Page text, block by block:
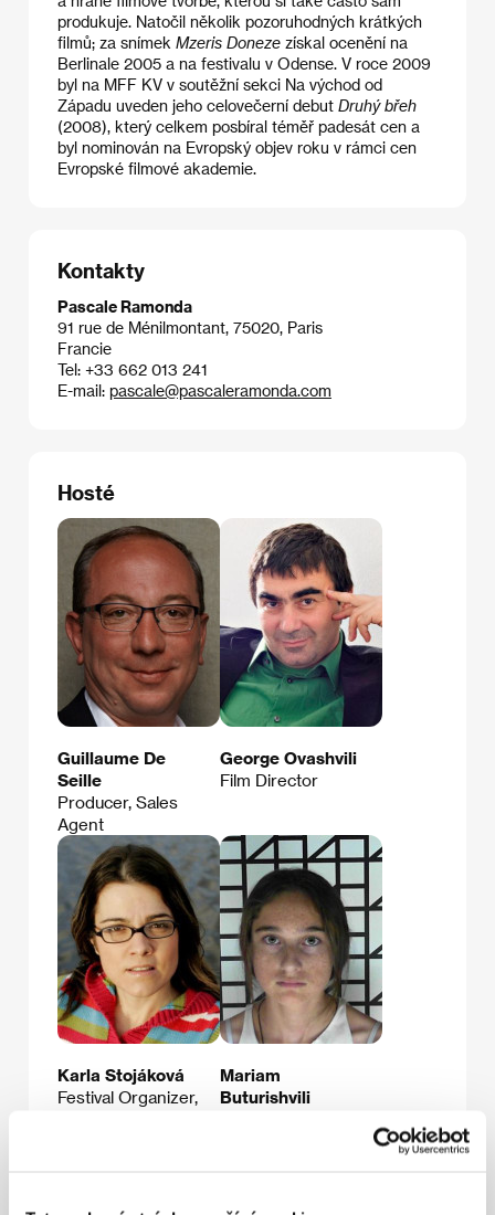
produkuje. Natočil několik pozoruhodných krátkých
filmů; za snímek Mzeris Doneze získal ocenění na
Berlinale 2005 a na festivalu v Odense. V roce 2009
byl na MFF KV v soutěžní sekci Na východ od
Západu uveden jeho celovečerní debut Druhý břeh
(2008), který celkem posbíral téměř padesát cen a
byl nominován na Evropský objev roku v rámci cen
Evropské filmové akademie.
Kontakty
Pascale Ramonda
91 rue de Ménilmontant, 75020, Paris
Francie
Tel: +33 662 013 241
E-mail: pascale@pascaleramonda.com
Hosté
Guillaume De
Seille
Producer, Sales
Agent
George Ovashvili
Film Director
Karla Stojáková
Festival Organizer,
Mariam
Buturishvili